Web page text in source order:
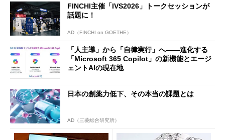
FINCHI主催「IVS2026」トークセッションが
話題に！
AD（FINCHI on GOETHE）
「人主導」から「自律実行」へ――進化する
「Microsoft 365 Copilot」の新機能とエージ
ェントAIの現在地
日本の創薬力低下、その本当の課題とは
AD（三菱総合研究所）